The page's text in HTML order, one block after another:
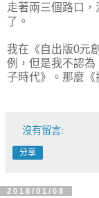
走著兩三個路口
了。
我在《自出版0元
例，但是我不認
子時代》。那麼《
沒有留言:
分享
2018/01/08